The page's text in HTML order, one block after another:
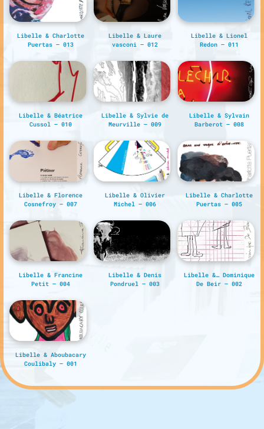
Libelle & Charlotte
Puertas – 013
Libelle & Laure
vasconi – 012
Libelle & Lionel
Redon – 011
Libelle & Béatrice
Cussol – 010
Libelle & Sylvie de
Meurville – 009
Libelle & Sylvain
Barberot – 008
Libelle & Florence
Cosnefroy – 007
Libelle & Olivier
Michel – 006
Libelle & Charlotte
Puertas – 005
Libelle & Francine
Petit – 004
Libelle & Denis
Pondruel – 003
Libelle &… Dominique
De Beir – 002
Libelle & Aboubacary
Coulibaly – 001